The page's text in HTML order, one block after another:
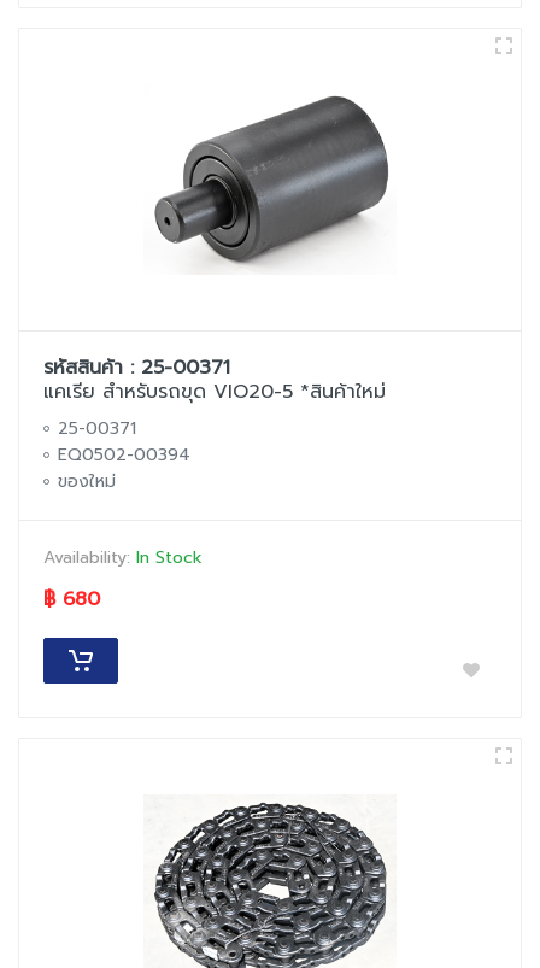
รหัสสินค้า : 25-00371
แคเรีย สำหรับรถขุด VIO20-5 *สินค้าใหม่
25-00371
EQ0502-00394
ของใหม่
Availability: In Stock
฿ 680